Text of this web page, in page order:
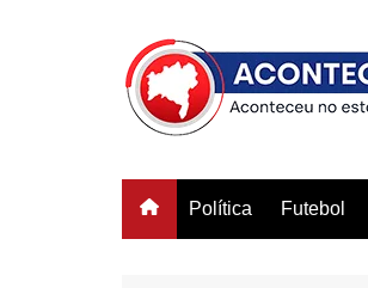
Política Futebol